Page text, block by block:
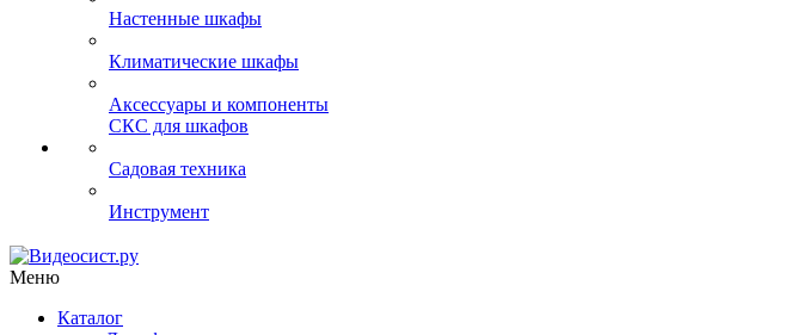
Настенные шкафы
Климатические шкафы
Аксессуары и компоненты
СКС для шкафов
Садовая техника
Инструмент
Меню
Каталог